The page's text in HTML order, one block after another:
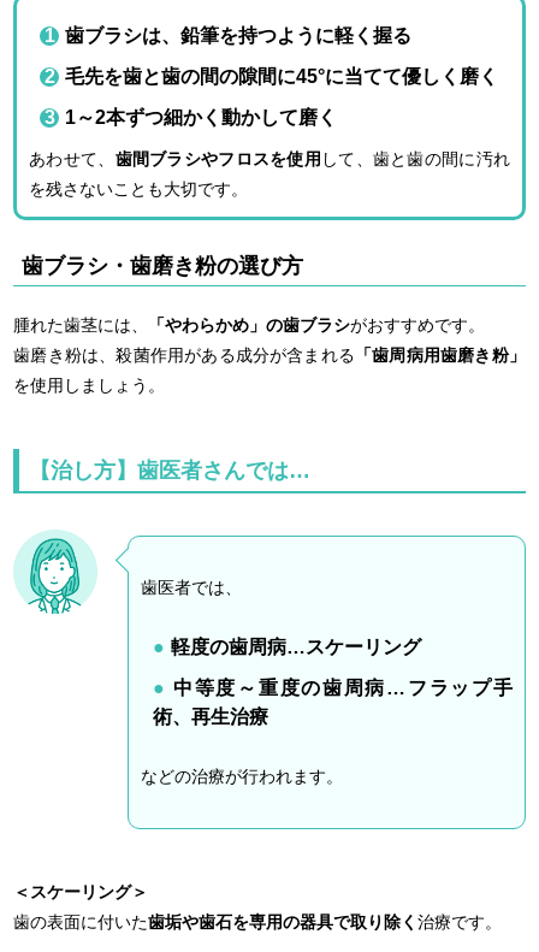
歯ブラシは、鉛筆を持つように軽く握る
毛先を歯と歯の間の隙間に45°に当てて優しく磨く
1～2本ずつ細かく動かして磨く
あわせて、 歯間ブラシやフロスを使用 して、歯と歯の間に汚れ
を残さないことも大切です。
歯ブラシ・歯磨き粉の選び方
腫れた歯茎には、 「やわらかめ」の歯ブラシがおすすめです。
歯磨き粉は、殺菌作用がある成分が含まれる 「歯周病用歯磨き粉」
を使用しましょう。
【治し方】歯医者さんでは…
歯医者では、
軽度の歯周病…スケーリング
中等度～重度の歯周病…フラップ手
術、再生治療
などの治療が行われます。
＜スケーリング＞
歯の表面に付いた歯垢や歯石を専用の器具で取り除く治療です。